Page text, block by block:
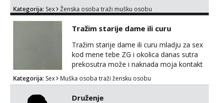
💋🌺 Klikni na link ispod i nadji me tamo,
Kategorija: Sex Ženska osoba traži mušku osobu
Tražim starije dame ili curu
Tražim starije dame ili curu mladju za sex
kod mene tebe ZG i okolica danas sutra
prekosutra može i naknada moja kontakt
WhatsApp SMS poziv prednosti imaju
starije 091 2504 794
Kategorija: Sex Muška osoba traži žensku osobu
Druženje